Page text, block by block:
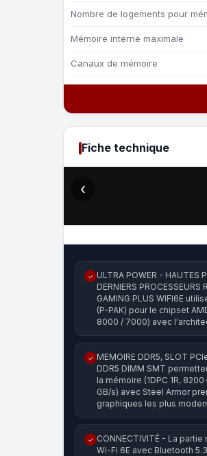
Nombre de logements pour
Mémoire interne maximale
Canaux de mémoire
Fiche technique
‹
✓ ULTRA POWER - HAUTES
DERNIERS
GAMING PLUS WIFI6E
(P-PAK) pour le chipset
8000 / 7000) avec
✓ MEMOIRE DDR5, SLOT
DDR5 DIMM SMT
la mémoire (1DPC 1R,
GB/s) avec Steel Armor
graphiques les plus
✓ CONNECTIVITÉ - La
Wi-Fi 6E avec Bluetooth